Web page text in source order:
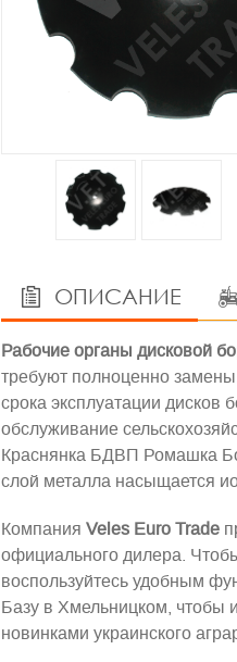
ОПИСАНИЕ
Рабочие органы дисковой
требуют полноценно
срока эксплуатации дисков
обслуживание
Краснянка БДВП Ромашка
слой металла насыщается
Компания Veles Euro Trade
официального дилера.
воспользуйтесь удобным
Базу в Хмельницком, чтобы
новинками украинского